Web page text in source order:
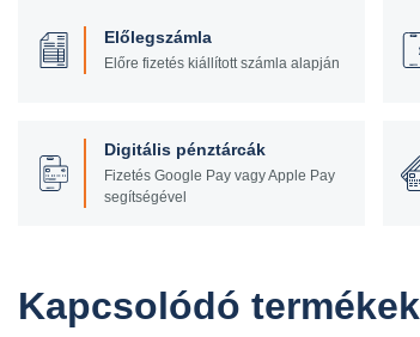
Előlegszámla
Előre fizetés kiállított számla alapján
Digitális pénztárcák
Fizetés Google Pay vagy Apple Pay
segítségével
Kapcsolódó termékek